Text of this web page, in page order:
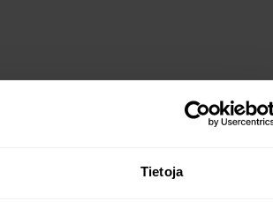
Tietoja
Vetoketju edessä, sivuilla kiristimet